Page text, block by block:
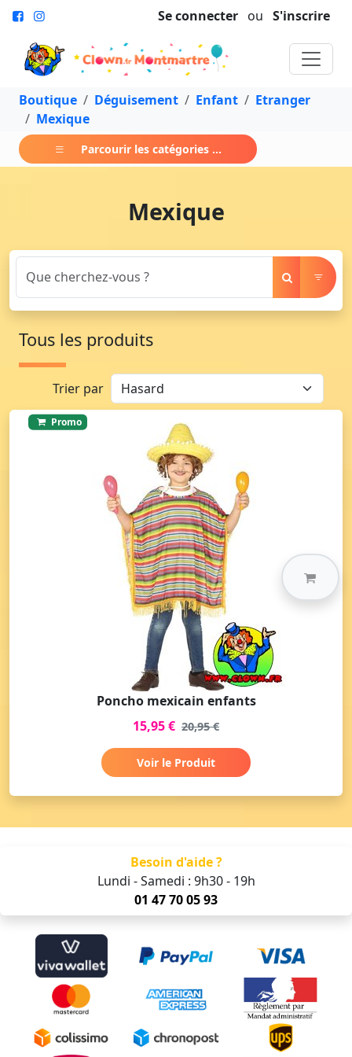
Se connecter ou S'inscrire
Boutique Déguisement Enfant
Etranger
Mexique
Parcourir les catégories ...
Mexique
Tous les produits
Trier par
Promo
Poncho mexicain enfants
15,95 € 20,95 €
Voir le Produit
Besoin d'aide ?
Lundi - Samedi : 9h30 - 19h
01 47 70 05 93